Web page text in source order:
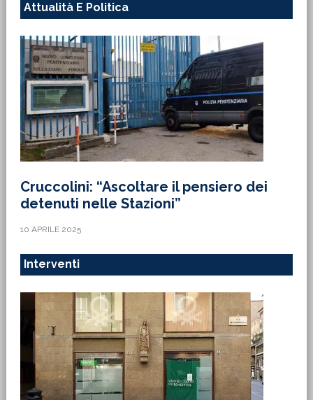
Attualità E Politica
Cruccolini: “Ascoltare il pensiero dei
detenuti nelle Stazioni”
10 APRILE 2025
Interventi